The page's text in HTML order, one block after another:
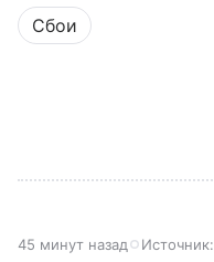
Сбои
45 минут назад Источник: